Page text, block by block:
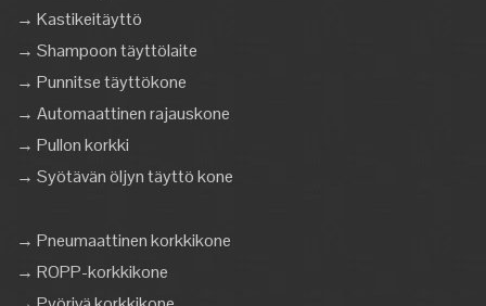
→ Kastikeitäyttö
→ Shampoon täyttölaite
→ Punnitse täyttökone
→ Automaattinen rajauskone
→ Pullon korkki
→ Syötävän öljyn täyttö kone
→ Pneumaattinen korkkikone
→ ROPP-korkkikone